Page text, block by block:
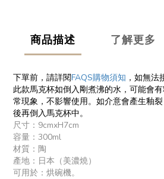
商品描述 了解更多
下單前，請詳閱FAQS購物須知 ，如無法
此款馬克杯如倒入剛煮沸的水，可能會
常現象，不影響使用。如介意會產生釉
後再倒入馬克杯中。
尺寸：9cmxH7cm
容量：300ml
材質：陶
產地：日本（美濃燒）
可用於：烘碗機。